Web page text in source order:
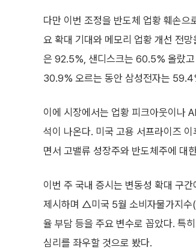
다만 이번 조정을 반도체 업황 훼손
요 확대 기대와 메모리 업황 개선 전
은 92.5%, 샌디스크는 60.5% 올랐
30.9% 오르는 동안 삼성전자는
이에 시장에서는 업황 피크아웃이나
석이 나온다. 미국 고용 서프라이즈
면서 고밸류 성장주와 반도체주에 대
이번 주 국내 증시는 변동성 확대 구
제시하며 △미국 5월 소비자물가지
율 부담 등을 주요 변수로 꼽았다. 특
심리를 좌우할 것으로 봤다.